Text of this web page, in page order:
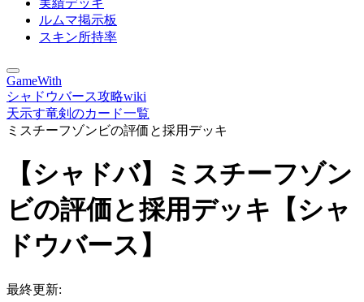
実績デッキ
ルムマ掲示板
スキン所持率
GameWith
シャドウバース攻略wiki
天示す竜剣のカード一覧
ミスチーフゾンビの評価と採用デッキ
【シャドバ】ミスチーフゾン
ビの評価と採用デッキ【シャ
ドウバース】
最終更新: